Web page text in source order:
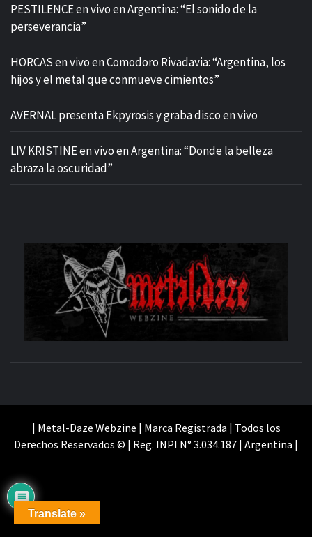
PESTILENCE en vivo en Argentina: “El sonido de la
perseverancia”
HORCAS en vivo en Comodoro Rivadavia: “Argentina, los
hijos y el metal que conmueve cimientos”
AVERNAL presenta Ekpyrosis y graba disco en vivo
LIV KRISTINE en vivo en Argentina: “Donde la belleza
abraza la oscuridad”
| Metal-Daze Webzine | Marca Registrada | Todos los
Derechos Reservados © | Reg. INPI N° 3.034.187 | Argentina |
Translate »